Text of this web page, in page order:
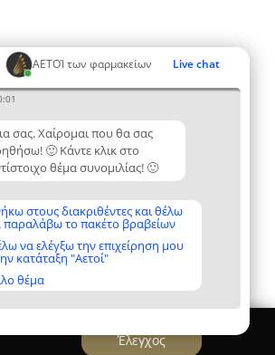
ΑΕΤΟΊ των φαρμακείων Live chat
σας. Χαίρομαι που θα σας
🙂 Κάντε κλικ στο
θέμα συνομιλίας! 🙂
στους διακριθέντες και θέλω
παραλάβω το πακέτο βραβείων
να ελέγξω την επιχείρηση μου
κατάταξη "Αετοί"
θέμα
Έλεγχος